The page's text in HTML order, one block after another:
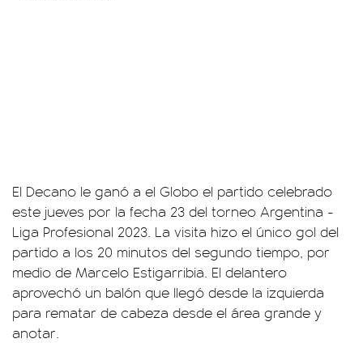
El Decano le ganó a el Globo el partido celebrado
este jueves por la fecha 23 del torneo Argentina -
Liga Profesional 2023. La visita hizo el único gol del
partido a los 20 minutos del segundo tiempo, por
medio de Marcelo Estigarribia. El delantero
aprovechó un balón que llegó desde la izquierda
para rematar de cabeza desde el área grande y
anotar.